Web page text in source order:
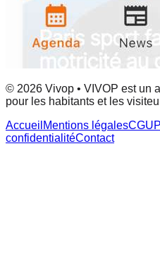
© 2026 Vivop • VIVOP est un
pour les habitants et les
Accueil Mentions légalesCGU
confidentialitéContact